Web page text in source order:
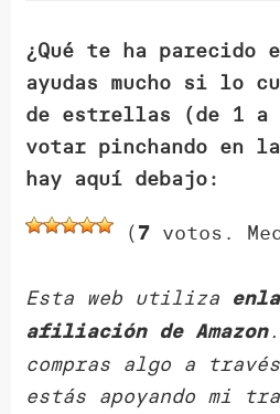
¿Qué te ha parecido
ayudas mucho si lo
de estrellas (de 1 a
votar pinchando en
hay aquí debajo:
(7 votos.
Esta web utiliza
afiliación de Amazon.
compras algo a
estás apoyando mi